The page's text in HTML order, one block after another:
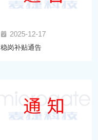
2025-12-17
稳岗补贴通告